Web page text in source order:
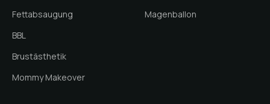
Fettabsaugung
BBL
Brustästhetik
Mommy Makeover
Magenballon